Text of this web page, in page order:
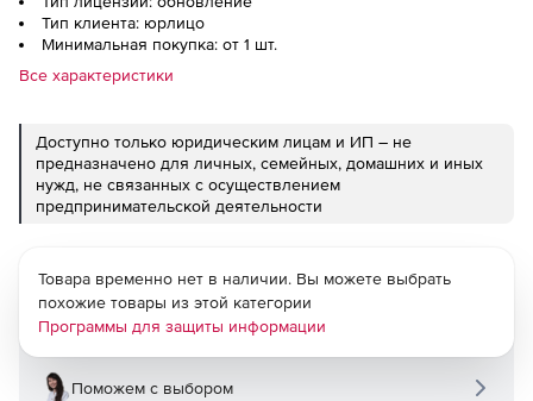
Тип клиента: юрлицо
Минимальная покупка: от 1 шт.
Все характеристики
Доступно только юридическим лицам и ИП – не
предназначено для личных, семейных, домашних и иных
нужд, не связанных с осуществлением
предпринимательской деятельности
Товара временно нет в наличии. Вы можете выбрать
похожие товары из этой категории
Программы для защиты информации
Поможем с выбором